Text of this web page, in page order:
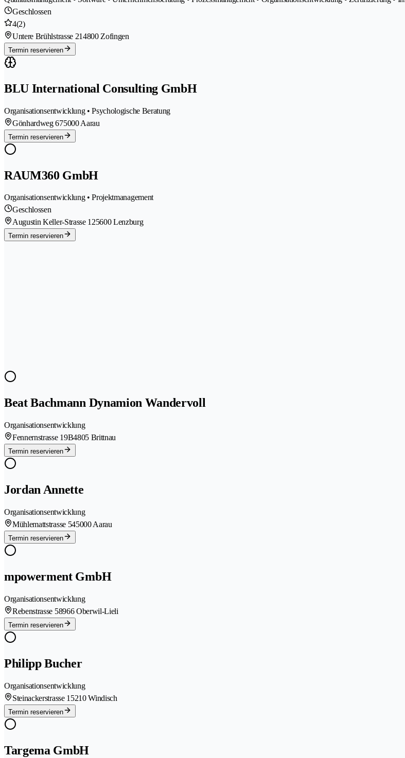
Geschlossen
4(2)
Untere Brühlstrasse 214800 Zofingen
Termin reservieren
BLU International Consulting GmbH
Organisationsentwicklung • Psychologische Beratung
Gönhardweg 675000 Aarau
Termin reservieren
RAUM360 GmbH
Organisationsentwicklung • Projektmanagement
Geschlossen
Augustin Keller-Strasse 125600 Lenzburg
Termin reservieren
Beat Bachmann Dynamion Wandervoll
Organisationsentwicklung
Fennernstrasse 19B4805 Brittnau
Termin reservieren
Jordan Annette
Organisationsentwicklung
Mühlemattstrasse 545000 Aarau
Termin reservieren
mpowerment GmbH
Organisationsentwicklung
Rebenstrasse 58966 Oberwil-Lieli
Termin reservieren
Philipp Bucher
Organisationsentwicklung
Steinackerstrasse 1 5210 Windisch
Termin reservieren
Targema GmbH